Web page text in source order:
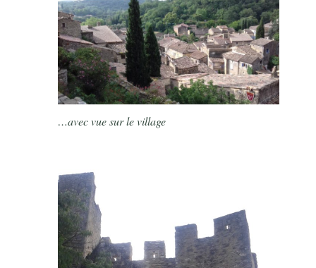
…avec vue sur le village